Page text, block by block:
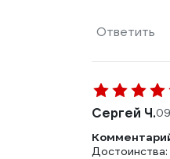
Ответить
Сергей Ч.